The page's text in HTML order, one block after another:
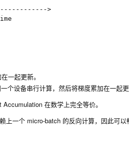
>
一起更新。
个设备串行计算，然后将梯度累加在一起
在数学上完全等价。
上一个 micro-batch 的反向计算，因此可以